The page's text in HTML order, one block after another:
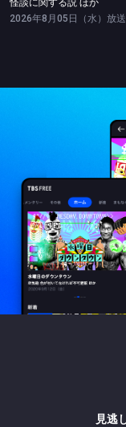
怪談に関する説 ほか
2026年8月05日（水）放
見逃